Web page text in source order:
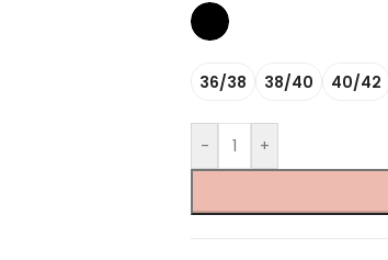
36/38 38/40 40/42
- +